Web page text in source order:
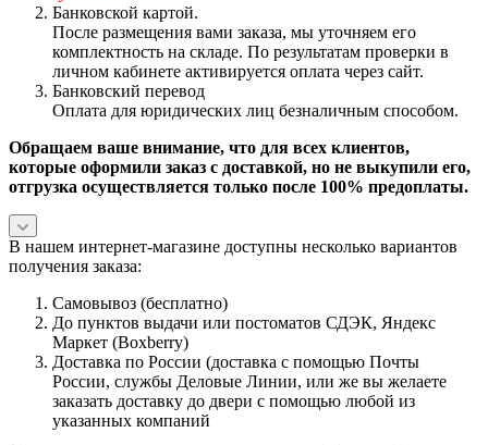
Банковской картой.
После размещения вами заказа, мы уточняем его
комплектность на складе. По результатам проверки в
личном кабинете активируется оплата через сайт.
Банковский перевод
Оплата для юридических лиц безналичным способом.
Обращаем ваше внимание, что для всех клиентов,
которые оформили заказ с доставкой, но не выкупили его,
отгрузка осуществляется только после 100% предоплаты.
В нашем интернет-магазине доступны несколько вариантов
получения заказа:
Самовывоз (бесплатно)
До пунктов выдачи или постоматов СДЭК, Яндекс
Маркет (Boxberry)
Доставка по России (доставка с помощью Почты
России, службы Деловые Линии, или же вы желаете
заказать доставку до двери с помощью любой из
указанных компаний